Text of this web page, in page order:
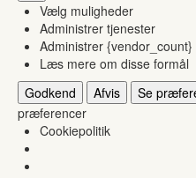
Vælg muligheder
Administrer tjenester
Administrer
Læs mere om disse formål
Godkend
Afvis Se
præferencer
Cookiepolitik